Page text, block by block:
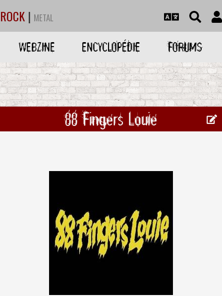
ROCK | METAL
WEBZINE ENCYCLOPÉDIE FORUMS
88 Fingers Louie